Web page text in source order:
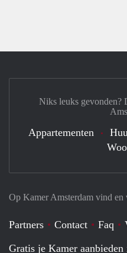
Op Kamer Amsterdam vind
Partners Contact Faq
Gratis je Kamer
Niks leuks gevonden?
Appartementen